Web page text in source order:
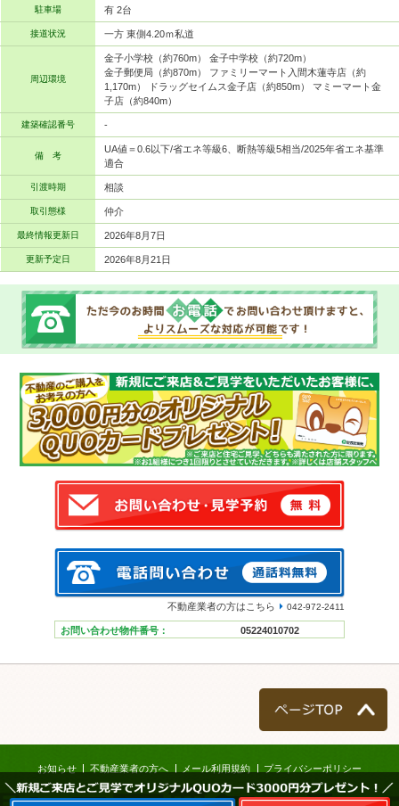
駐車場 有 2台
接道状況 一方 東側4.20ｍ私道
周辺環境
金子小学校（約760m） 金子中学校（約720m）
金子郵便局（約870m） ファミリーマート入間木蓮寺店（約
1,170m） ドラッグセイムス金子店（約850m） マミーマート金
子店（約840m）
建築確認番号 -
備 考
UA値＝0.6以下/省エネ等級6、断熱等級5相当/2025年省エネ基準
適合
引渡時期 相談
取引態様 仲介
最終情報更新日 2026年8月7日
更新予定日 2026年8月21日
不動産業者の方はこちら 042-972-2411
お問い合わせ物件番号： 05224010702
＼新規ご来店とご見学でオリジナルQUOカード3000円分プレゼント！／
お知らせ 不動産業者の方へ メール利用規約 プライバシーポリシー